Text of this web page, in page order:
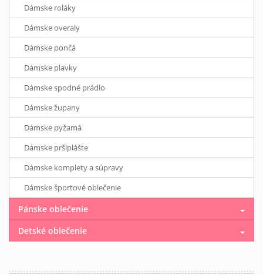
Dámske roláky
Dámske overaly
Dámske pončá
Dámske plavky
Dámske spodné prádlo
Dámske župany
Dámske pyžamá
Dámske pršiplášte
Dámske komplety a súpravy
Dámske športové oblečenie
Pánske oblečenie
Detské oblečenie